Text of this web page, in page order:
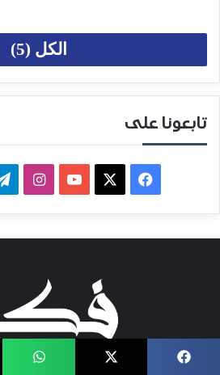
الكل (5)
تابعونا على